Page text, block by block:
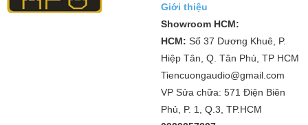
Giới thiệu
Showroom HCM:
HCM: Số 37 Dương Khuê, P.
Hiệp Tân, Q. Tân Phú, TP HCM
Tiencuongaudio@gmail.com
VP Sửa chữa: 571 Điện Biên
Phủ, P. 1, Q.3, TP.HCM